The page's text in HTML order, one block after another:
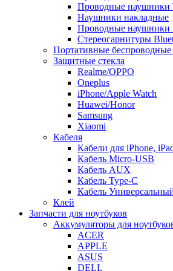
Проводные наушники
Наушники накладные
Проводные наушники
Стереогарнитуры
Портативные беспроводные
Защитные стекла
Realme/OPPO
Oneplus
iPhone/Apple Watch
Huawei/Honor
Samsung
Xiaomi
Кабеля
Кабели для iPhone,
Кабель Micro-USB
Кабель AUX
Кабель Type-C
Кабель
Клей
Запчасти для ноутбуков
Аккумуляторы для
ACER
APPLE
ASUS
DELL